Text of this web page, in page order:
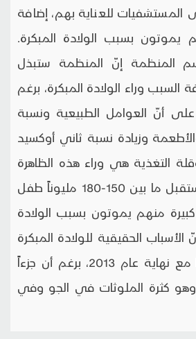
المستشفيات للعناية بهم، إضافة
بسبب الولادة المبكرة.
المنظمة إنّ المنظمة ستبذل
السبب وراء الولادة المبكرة، برغم
أنّ العوامل الطبيعية ونسبة
وزيادة نسبة ثاني أوكسيد
التغذية هي وراء هذه الظاهرة
وأضاف أنّ العالم يستقبل ما بين 150-180 مليوناً طفل
كبيرة منهم يموتون بسبب الولادة
الأسباب الحقيقية للولادة المبكرة
سيتم الكشف عنها مع نهاية عام 2013، برغم أن جزءاً
وهو كثرة الملوثات في الجو وفي